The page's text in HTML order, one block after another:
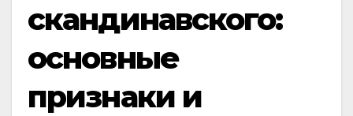
скандинавского:
основные
признаки и